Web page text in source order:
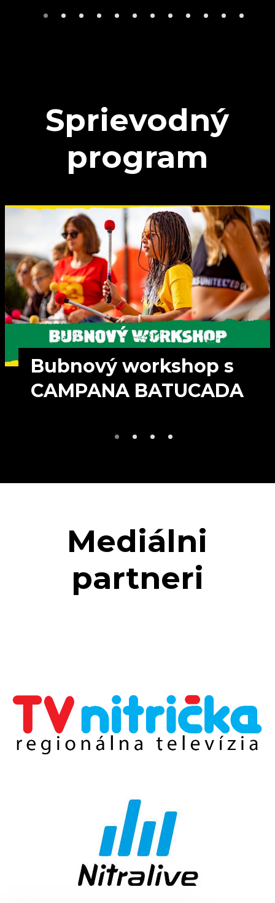
Sprievodný
program
Bubnový workshop s
CAMPANA BATUCADA
Mediálni
partneri